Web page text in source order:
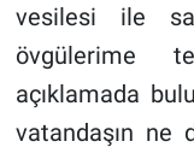
vesilesi ile
övgülerime
açıklamada
vatandaşın ne